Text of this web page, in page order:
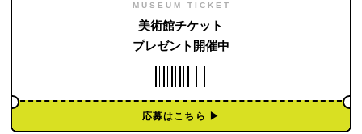
MUSEUM TICKET
美術館チケット
プレゼント開催中
応募はこちら ▶︎